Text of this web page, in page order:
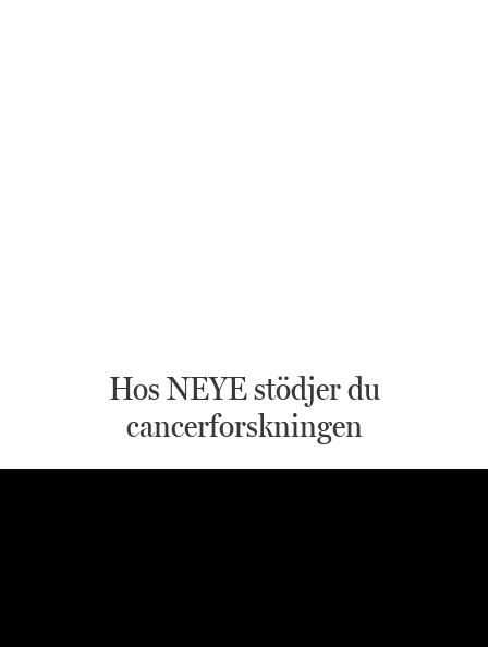
Hos NEYE stödjer du
cancerforskningen